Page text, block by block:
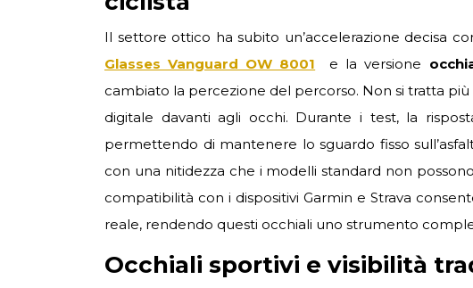
Il settore ottico ha subito un’accelerazione decisa
Glasses Vanguard OW 8001 e la versione
cambiato la percezione del percorso. Non si tratta
digitale davanti agli occhi. Durante i test, la
permettendo di mantenere lo sguardo fisso
con una nitidezza che i modelli standard non
compatibilità con i dispositivi Garmin e Strava
reale, rendendo questi occhiali uno strumento
Occhiali sportivi e visibilità